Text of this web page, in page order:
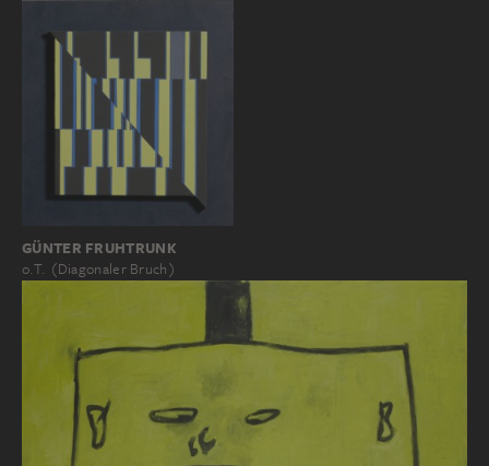
GÜNTER FRUHTRUNK
o.T. (Diagonaler Bruch)